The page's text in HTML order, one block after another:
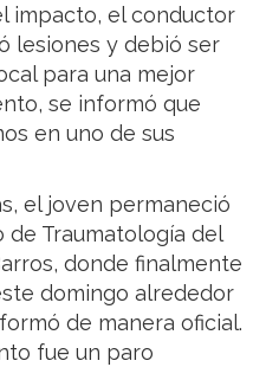
impacto, el conductor
lesiones y debió ser
para una mejor
se informó que
en uno de sus
el joven permaneció
Traumatología del
donde finalmente
domingo alrededor
de manera oficial.
fue un paro